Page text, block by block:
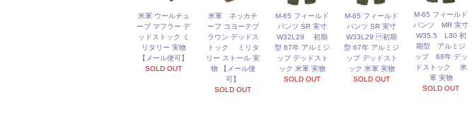
米軍 ウールチュ
ーブ マフラー デ
ッドストック ミ
リタリー 実物
【メール便可】
SOLD OUT
米軍 ネッカチ
ーフ コヨーテブ
ラウン デッドス
トック ミリタ
リー ストール 実
物 【メール便
可】
SOLD OUT
M-65 フィールド
パンツ SR 実寸
W32L29 初期
型 67年 アルミジ
ップ デッドスト
ック 米軍 実物
SOLD OUT
M-65 フィールド
パンツ SR 実寸
W33L29 初期
型 67年 アルミジ
ップ デッドスト
ック 米軍 実物
SOLD OUT
M-65 フィールド
パンツ MR 実寸
W35.5 L30 初
期型 アルミジ
ップ 68年 デッ
ドストック 米
軍 実物
SOLD OUT